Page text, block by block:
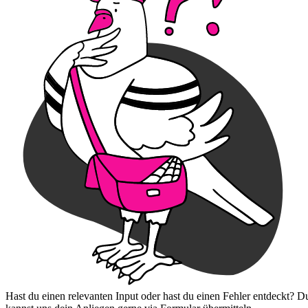
Hast du einen relevanten Input oder hast du einen Fehler entdeckt?